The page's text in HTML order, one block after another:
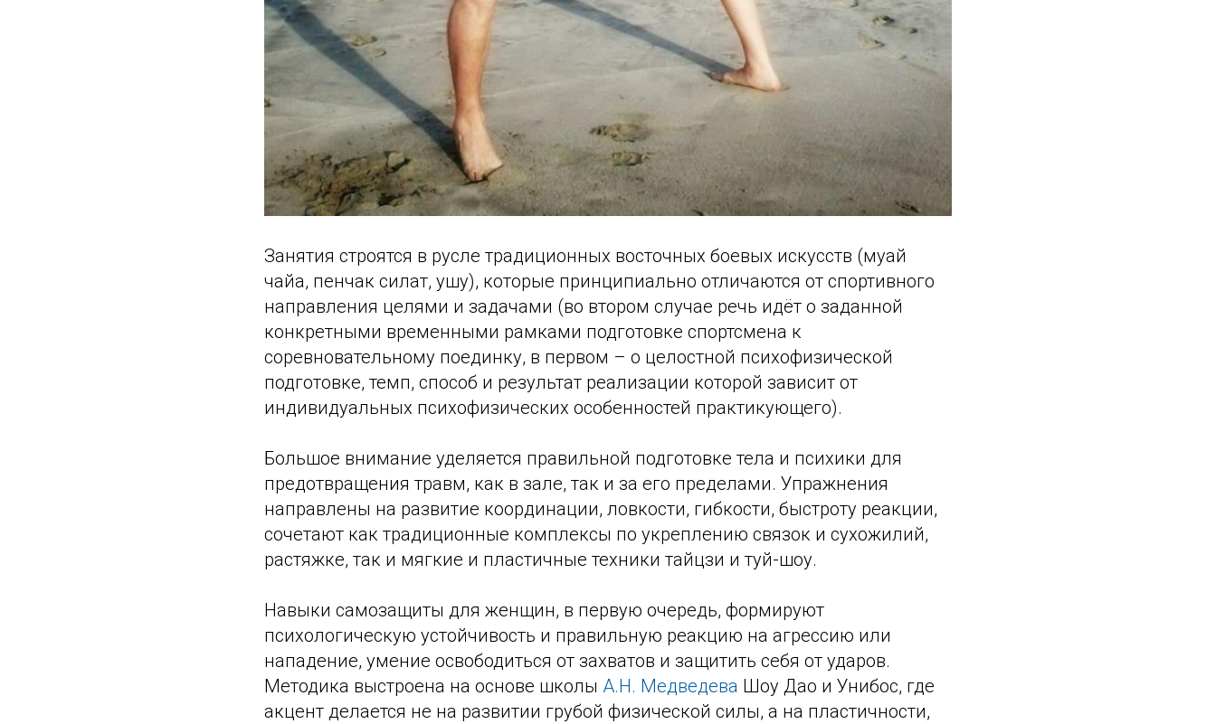
Занятия строятся в русле традиционных восточных боевых искусств (муай
чайа, пенчак силат, ушу), которые принципиально отличаются от спортивного
направления целями и задачами (во втором случае речь идёт о заданной
конкретными временными рамками подготовке спортсмена к
соревновательному поединку, в первом – о целостной психофизической
подготовке, темп, способ и результат реализации которой зависит от
индивидуальных психофизических особенностей практикующего).
Большое внимание уделяется правильной подготовке тела и психики для
предотвращения травм, как в зале, так и за его пределами. Упражнения
направлены на развитие координации, ловкости, гибкости, быстроту реакции,
сочетают как традиционные комплексы по укреплению связок и сухожилий,
растяжке, так и мягкие и пластичные техники тайцзи и туй-шоу.
Навыки самозащиты для женщин, в первую очередь, формируют
психологическую устойчивость и правильную реакцию на агрессию или
нападение, умение освободиться от захватов и защитить себя от ударов.
Методика выстроена на основе школы А.Н. Медведева Шоу Дао и Унибос, где
акцент делается не на развитии грубой физической силы, а на пластичности,